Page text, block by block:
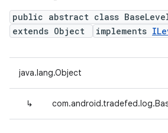
public abstract class
extends Object
implements
java.lang.Object
↳